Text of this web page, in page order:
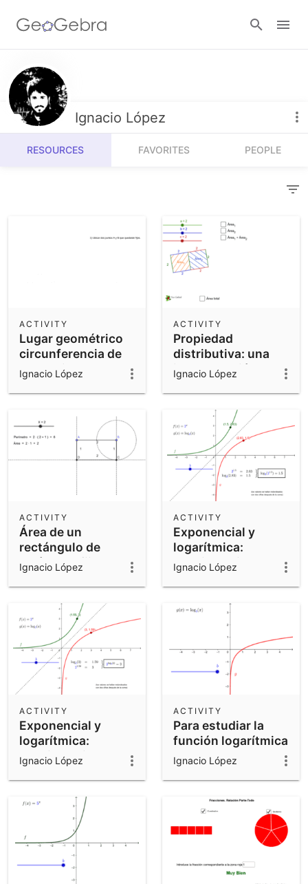
Resources
Number Sense
Algebra
Probability and Statistics
Community Resources
Get started with our Resources
Calculators
Notes
App Downloads
Ignacio López
RESOURCES FAVORITES PEOPLE
Lugar geométrico
circunferencia de
Apolonio
ACTIVITY
Ignacio López
Propiedad
distributiva: una
interpretación
geométrica
ACTIVITY
Ignacio López
Área de un
rectángulo de
perímetro fijo
ACTIVITY
Ignacio López
Exponencial y
logarítmica:
Funciones inversas
(parte 1)
ACTIVITY
Ignacio López
Exponencial y
logarítmica:
Funciones inversas
(parte 2)
ACTIVITY
Ignacio López
Para estudiar la
función logarítmica
ACTIVITY
Ignacio López